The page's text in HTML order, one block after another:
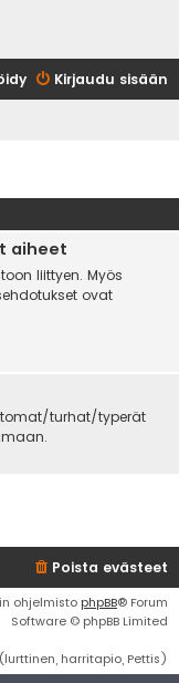
Kirjaudu sisään
aiheet
liittyen. Myös
ovat
turhat/typerät
Poista evästeet
ohjelmisto phpBB® Forum
Software © phpBB Limited
harritapio, Pettis)